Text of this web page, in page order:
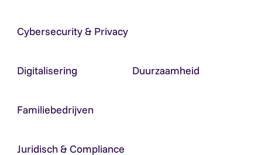
Cybersecurity & Privacy
Digitalisering Duurzaamheid
Familiebedrijven
Juridisch & Compliance